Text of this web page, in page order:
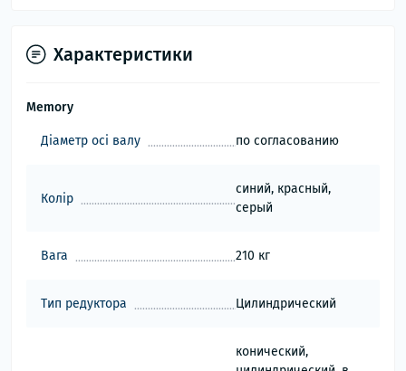
Характеристики
Memory
Діаметр осі валу по согласованию
Колір
синий, красный,
серый
Вага 210 кг
Тип редуктора Цилиндрический
конический,